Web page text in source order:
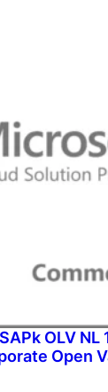
OLV NL
Open